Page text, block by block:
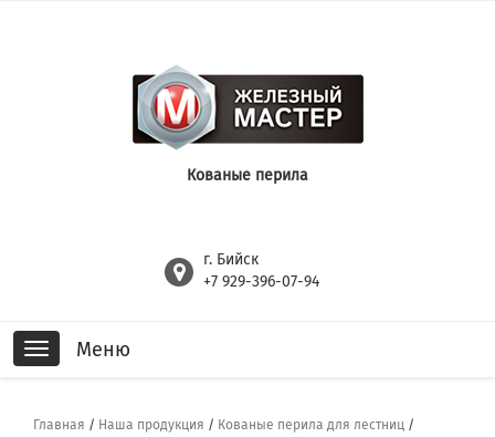
Кованые перила
г. Бийск
+7 929-396-07-94
Toggle
navigation
Меню
Главная / Наша продукция / Кованые перила для лестниц /